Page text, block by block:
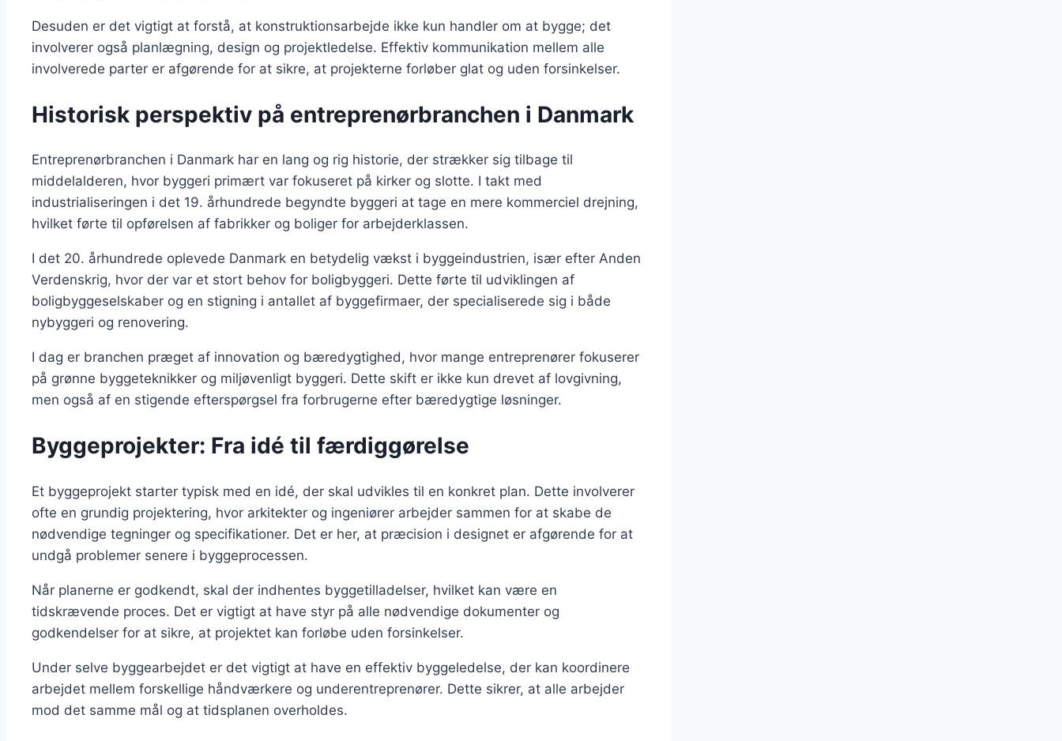
Desuden er det vigtigt at forstå, at konstruktionsarbejde ikke kun handler om at bygge; det
involverer også planlægning, design og projektledelse. Effektiv kommunikation mellem alle
involverede parter er afgørende for at sikre, at projekterne forløber glat og uden forsinkelser.
Historisk perspektiv på entreprenørbranchen i Danmark
Entreprenørbranchen i Danmark har en lang og rig historie, der strækker sig tilbage til
middelalderen, hvor byggeri primært var fokuseret på kirker og slotte. I takt med
industrialiseringen i det 19. århundrede begyndte byggeri at tage en mere kommerciel drejning,
hvilket førte til opførelsen af fabrikker og boliger for arbejderklassen.
I det 20. århundrede oplevede Danmark en betydelig vækst i byggeindustrien, især efter Anden
Verdenskrig, hvor der var et stort behov for boligbyggeri. Dette førte til udviklingen af
boligbyggeselskaber og en stigning i antallet af byggefirmaer, der specialiserede sig i både
nybyggeri og renovering.
I dag er branchen præget af innovation og bæredygtighed, hvor mange entreprenører fokuserer
på grønne byggeteknikker og miljøvenligt byggeri. Dette skift er ikke kun drevet af lovgivning,
men også af en stigende efterspørgsel fra forbrugerne efter bæredygtige løsninger.
Byggeprojekter: Fra idé til færdiggørelse
Et byggeprojekt starter typisk med en idé, der skal udvikles til en konkret plan. Dette involverer
ofte en grundig projektering, hvor arkitekter og ingeniører arbejder sammen for at skabe de
nødvendige tegninger og specifikationer. Det er her, at præcision i designet er afgørende for at
undgå problemer senere i byggeprocessen.
Når planerne er godkendt, skal der indhentes byggetilladelser, hvilket kan være en
tidskrævende proces. Det er vigtigt at have styr på alle nødvendige dokumenter og
godkendelser for at sikre, at projektet kan forløbe uden forsinkelser.
Under selve byggearbejdet er det vigtigt at have en effektiv byggeledelse, der kan koordinere
arbejdet mellem forskellige håndværkere og underentreprenører. Dette sikrer, at alle arbejder
mod det samme mål og at tidsplanen overholdes.